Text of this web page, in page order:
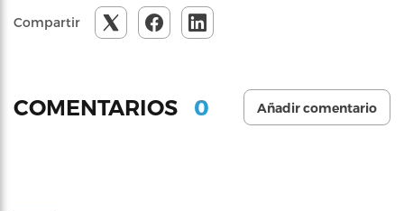
Compartir
COMENTARIOS 0 Añadir comentario